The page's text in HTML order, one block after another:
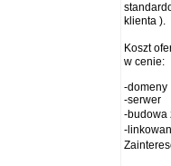
klienta ).
Koszt
w cenie:
-domeny
-serwer
-budowa
-